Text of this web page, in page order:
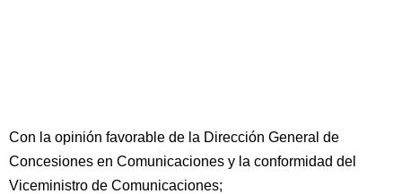
Con la opinión favorable de la Dirección General de
Concesiones en Comunicaciones y la conformidad del
Viceministro de Comunicaciones;